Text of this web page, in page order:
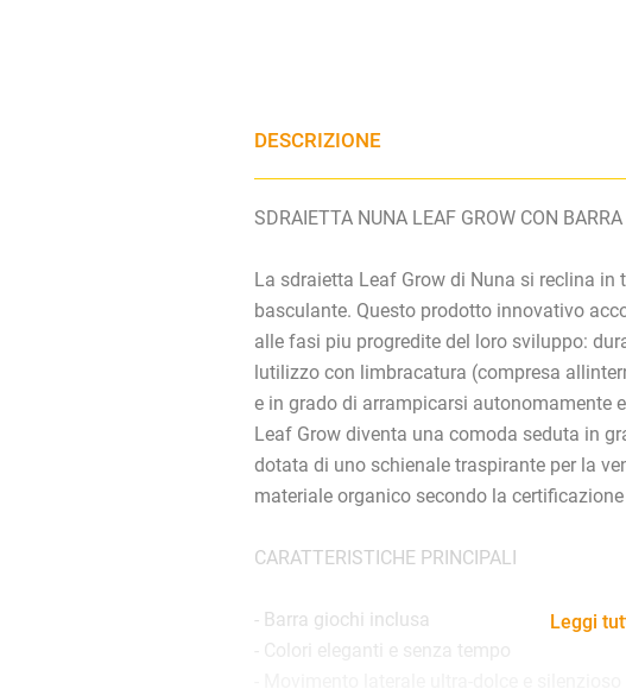
DESCRIZIONE
SDRAIETTA NUNA LEAF GROW CON BARRA
La sdraietta Leaf Grow di Nuna si reclina in
basculante. Questo prodotto innovativo
alle fasi piu progredite del loro sviluppo:
lutilizzo con limbracatura (compresa
e in grado di arrampicarsi autonomamente
Leaf Grow diventa una comoda seduta in
dotata di uno schienale traspirante per la
materiale organico secondo la certificazione
CARATTERISTICHE PRINCIPALI
- Barra giochi inclusa
- Colori eleganti e senza tempo
Leggi